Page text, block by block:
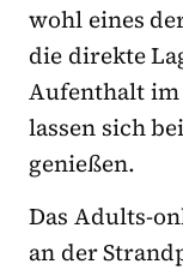
wohl eines
die direkte
Aufenthalt
lassen sich
genießen.
Das Adults-
an der